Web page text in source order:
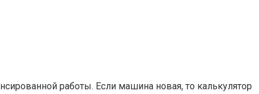
работы. Если машина новая, то калькулятор